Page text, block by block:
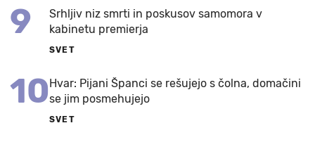
9
Srhljiv niz smrti in poskusov samomora v
kabinetu premierja
SVET
10Hvar: Pijani Španci se rešujejo s čolna, domačini
se jim posmehujejo
SVET